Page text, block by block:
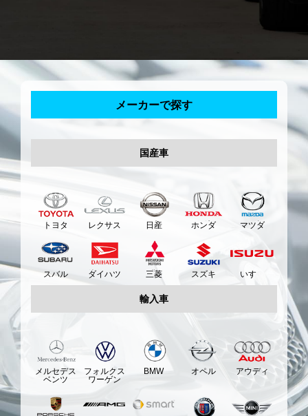
メーカーで探す
国産車
トヨタ レクサス 日産 ホンダ マツダ
スバル ダイハツ 三菱 スズキ いすゞ
輸入車
メルセデス
ベンツ
フォルクス
ワーゲン
BMW オペル アウディ